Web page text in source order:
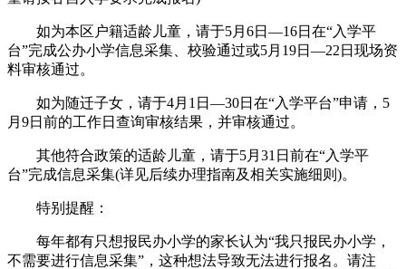
如为本区户籍适龄儿童，请于5月6日—16日在“入学平
台”完成公办小学信息采集、校验通过或5月19日—22日现场资
料审核通过。
如为随迁子女，请于4月1日—30日在“入学平台”申请，5
月9日前的工作日查询审核结果，并审核通过。
其他符合政策的适龄儿童，请于5月31日前在“入学平
台”完成信息采集(详见后续办理指南及相关实施细则)。
特别提醒：
每年都有只想报民办小学的家长认为“我只报民办小学，
不需要进行信息采集”，这种想法导致无法进行报名。请注